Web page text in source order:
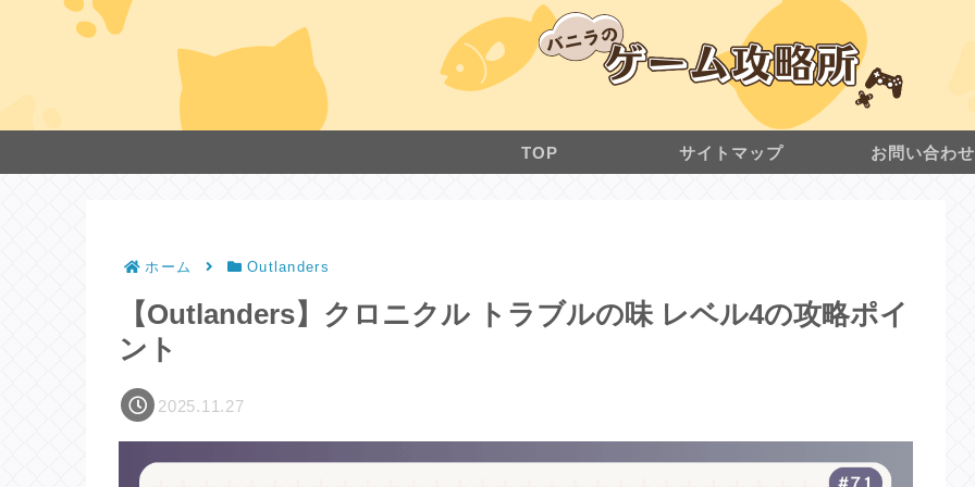
TOP サイトマップ お問い合わせ
ホーム Outlanders
【Outlanders】クロニクル トラブルの味 レベル4の攻略ポイ
ント
2025.11.27